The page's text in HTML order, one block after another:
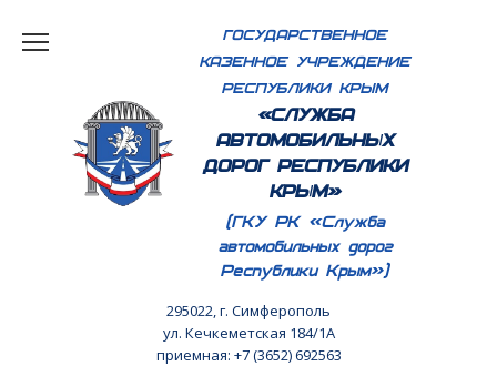
ГОСУДАРСТВЕННОЕ
КАЗЕННОЕ УЧРЕЖДЕНИЕ
РЕСПУБЛИКИ КРЫМ
«СЛУЖБА
АВТОМОБИЛЬНЫХ
ДОРОГ РЕСПУБЛИКИ
КРЫМ»
(ГКУ РК «Служба
автомобильных дорог
Республики Крым»)
295022, г. Симферополь
ул. Кечкеметская 184/1А
приемная: +7 (3652) 692563